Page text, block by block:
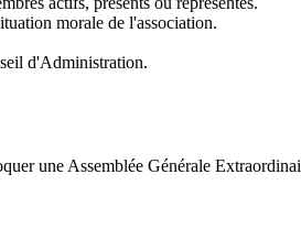
morale de l'association.
d'Administration.
une Assemblée Générale